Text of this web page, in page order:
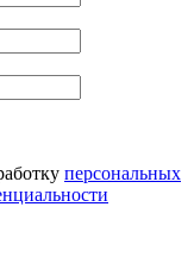
персональных